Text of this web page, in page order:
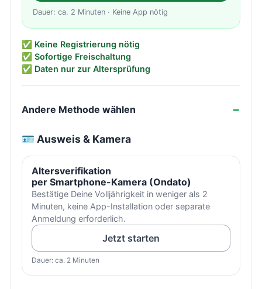
Dauer: ca. 2 Minuten · Keine App nötig
✅ Keine Registrierung nötig
✅ Sofortige Freischaltung
✅ Daten nur zur Altersprüfung
Andere Methode wählen
🪪 Ausweis & Kamera
Altersverifikation
per Smartphone-Kamera (Ondato)
Bestätige Deine Volljährigkeit in weniger als 2
Minuten, keine App-Installation oder separate
Anmeldung erforderlich.
Jetzt starten
Dauer: ca. 2 Minuten